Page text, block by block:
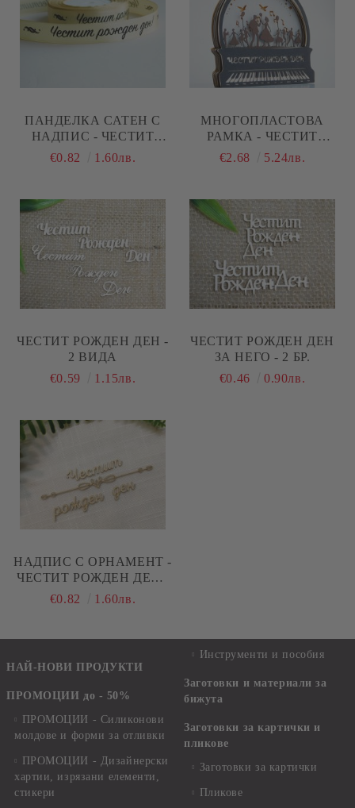
ПАНДЕЛКА САТЕН С
НАДПИС - ЧЕСТИТ
РОЖДЕН ДЕН - РЕЧЕН
€0.82 1.60лв.
МНОГОПЛАСТОВА
РАМКА - ЧЕСТИТ
РОЖДЕН ДЕН - 10
€2.68 5.24лв.
ЧЕСТИТ РОЖДЕН ДЕН -
2 ВИДА
€0.59
1.15лв.
ЧЕСТИТ РОЖДЕН ДЕН
ЗА НЕГО - 2 БР.
€0.46
0.90лв.
НАДПИС С ОРНАМЕНТ -
ЧЕСТИТ РОЖДЕН ДЕН -
2 КОМПЛЕКТА
€0.82 1.60лв.
НАЙ-НОВИ ПРОДУКТИ
ПРОМОЦИИ до - 50%
ПРОМОЦИИ - Силиконови
молдове и форми за отливки
ПРОМОЦИИ - Дизайнерски
хартии, изрязани елементи,
стикери
Инструменти и пособия
Заготовки и материали за
бижута
Заготовки за картички и
пликове
Заготовки за картички
Пликове